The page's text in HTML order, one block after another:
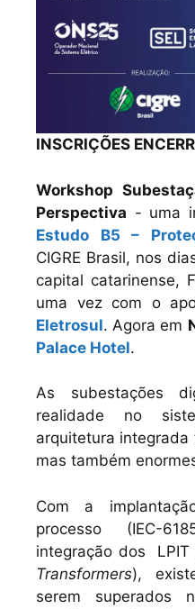
INSCRIÇÕES
Workshop
Perspectiva - uma
Estudo B5 –
CIGRE Brasil, nos
capital catarinense,
uma vez com o
Eletrosul. Agora em
Palace Hotel.
As subestações
realidade no
arquitetura integrada
mas também
Com a
processo (IEC-
integração dos LPIT
Transformers),
serem